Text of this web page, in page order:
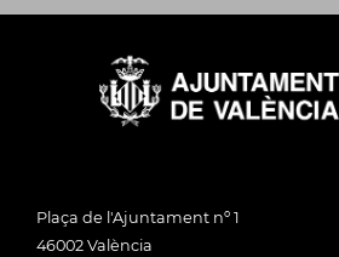
Plaça de l'Ajuntament nº 1
46002 València